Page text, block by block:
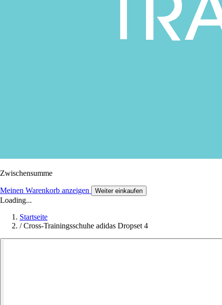
Zwischensumme
Meinen Warenkorb anzeigen Weiter einkaufen
Loading...
Startseite
/ Cross-Trainingsschuhe adidas Dropset 4